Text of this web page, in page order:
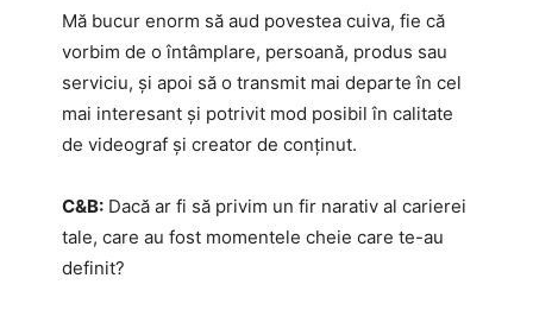
Mă bucur enorm să aud povestea cuiva, fie că
vorbim de o întâmplare, persoană, produs sau
serviciu, și apoi să o transmit mai departe în cel
mai interesant și potrivit mod posibil în calitate
de videograf și creator de conținut.
C&B: Dacă ar fi să privim un fir narativ al carierei
tale, care au fost momentele cheie care te-au
definit?